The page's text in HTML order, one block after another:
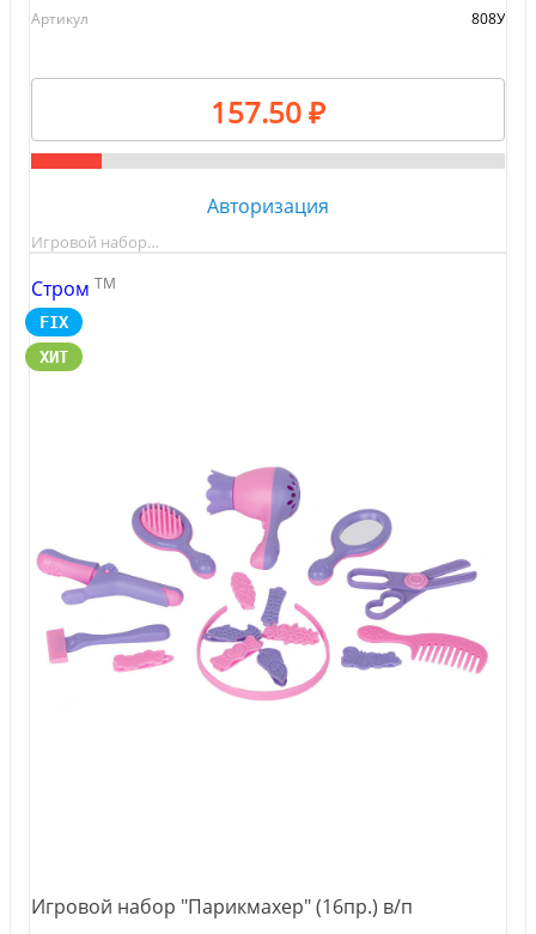
Артикул 808У
157.50 ₽
Авторизация
Игровой набор…
Стром TM
FIX
ХИТ
Игровой набор "Парикмахер" (16пр.) в/п